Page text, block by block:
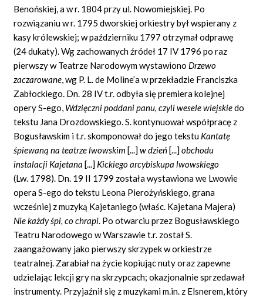
Benońskiej, a w r. 1804 przy ul. Nowomiejskiej. Po
rozwiązaniu w r. 1795 dworskiej orkiestry był wspierany z
kasy królewskiej; w październiku 1797 otrzymał odprawę
(24 dukaty). Wg zachowanych źródeł 17 IV 1796 po raz
pierwszy w Teatrze Narodowym wystawiono Drzewo
zaczarowane, wg P. L. de Moline’a w przekładzie Franciszka
Zabłockiego. Dn. 28 IV t.r. odbyła się premiera kolejnej
opery S-ego, Wdzięczni poddani panu, czyli wesele wiejskiedo
tekstu Jana Drozdowskiego. S. kontynuował współpracę z
Bogusławskim i t.r. skomponował do jego tekstu Kantatę
śpiewaną na teatrze lwowskim[...]w dzień[...]obchodu
instalacji Kajetana[...] Kickiego arcybiskupa lwowskiego
(Lw. 1798). Dn. 19 II 1799 została wystawiona we Lwowie
opera S-ego do tekstu Leona Pierożyńskiego, grana
wcześniej z muzyką Kajetaniego (właśc. Kajetana Majera)
Nie każdy śpi, co chrapi. Po otwarciu przez Bogusławskiego
Teatru Narodowego w Warszawie t.r. został S.
zaangażowany jako pierwszy skrzypek w orkiestrze
teatralnej. Zarabiał na życie kopiując nuty oraz zapewne
udzielając lekcji gry na skrzypcach; okazjonalnie sprzedawał
instrumenty. Przyjaźnił się z muzykami m.in. z Elsnerem, który